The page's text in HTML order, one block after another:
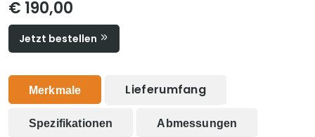
€ 190,00
Jetzt bestellen
Merkmale Lieferumfang
Spezifikationen Abmessungen